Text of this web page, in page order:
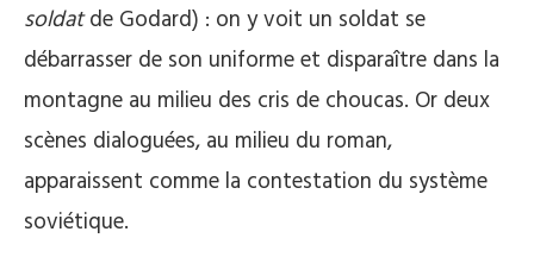
soldatde Godard) : on y voit un soldat se
débarrasser de son uniforme et disparaître dans la
montagne au milieu des cris de choucas. Or deux
scènes dialoguées, au milieu du roman,
apparaissent comme la contestation du système
soviétique.